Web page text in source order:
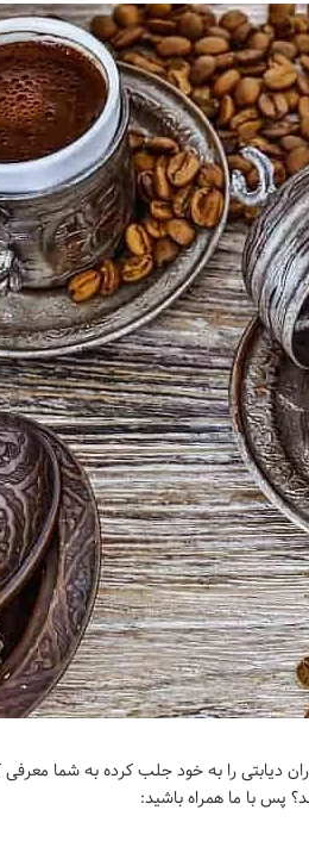
دیابتی را به خود جلب کرده به شما
پس با ما همراه باشید: